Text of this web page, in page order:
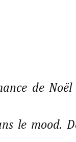
de
le mood.